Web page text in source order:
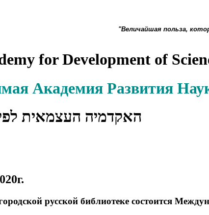
"Величайшая польза,
for Development of
Академия Развития
האקדמיה העצמאית
русской библиотеке состоится